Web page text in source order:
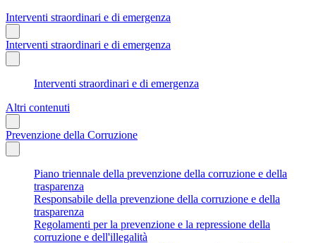
Interventi straordinari e di emergenza
Interventi straordinari e di emergenza
Interventi straordinari e di emergenza
Altri contenuti
Prevenzione della Corruzione
Piano triennale della prevenzione della corruzione e della
trasparenza
Responsabile della prevenzione della corruzione e della
trasparenza
Regolamenti per la prevenzione e la repressione della
corruzione e dell'illegalità